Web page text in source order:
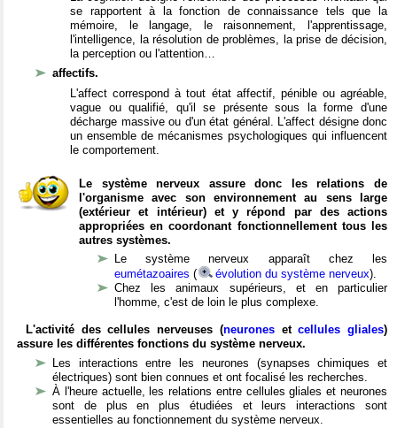
se rapportent à la fonction de connaissance tels que la
mémoire, le langage, le raisonnement, l'apprentissage,
l'intelligence, la résolution de problèmes, la prise de décision,
la perception ou l'attention…
affectifs.
L'affect correspond à tout état affectif, pénible ou agréable,
vague ou qualifié, qu'il se présente sous la forme d'une
décharge massive ou d'un état général. L'affect désigne donc
un ensemble de mécanismes psychologiques qui influencent
le comportement.
Le système nerveux assure donc les relations de
l'organisme avec son environnement au sens large
(extérieur et intérieur) et y répond par des actions
appropriées en coordonant fonctionnellement tous les
autres systèmes.
Le système nerveux apparaît chez les
eumétazoaires ( évolution du système nerveux).
Chez les animaux supérieurs, et en particulier
l'homme, c'est de loin le plus complexe.
L'activité des cellules nerveuses (neuronesetcellules gliales)
assure les différentes fonctions du système nerveux.
Les interactions entre les neurones (synapses chimiques et
électriques) sont bien connues et ont focalisé les recherches.
À l'heure actuelle, les relations entre cellules gliales et neurones
sont de plus en plus étudiées et leurs interactions sont
essentielles au fonctionnement du système nerveux.